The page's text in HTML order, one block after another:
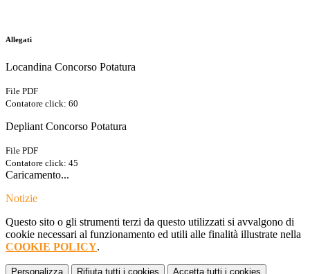
Allegati
Locandina Concorso Potatura
File PDF
Contatore click: 60
Depliant Concorso Potatura
File PDF
Contatore click: 45
Caricamento...
Notizie
Questo sito o gli strumenti terzi da questo utilizzati si avvalgono di
cookie necessari al funzionamento ed utili alle finalità illustrate nella
COOKIE POLICY.
Personalizza Rifiuta tutti i cookies Accetta tutti i cookies